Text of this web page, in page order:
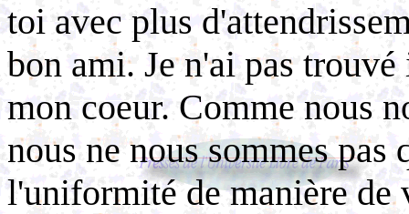
toi avec plus
bon ami. Je n'ai pas
mon coeur. Comme nous
nous ne nous sommes
l'uniformité de manière